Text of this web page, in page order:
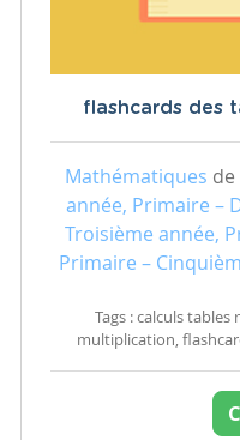
flashcards des
Mathématiques
année, Primaire –
Troisième année,
Primaire –
Tags : calculs
multiplication,